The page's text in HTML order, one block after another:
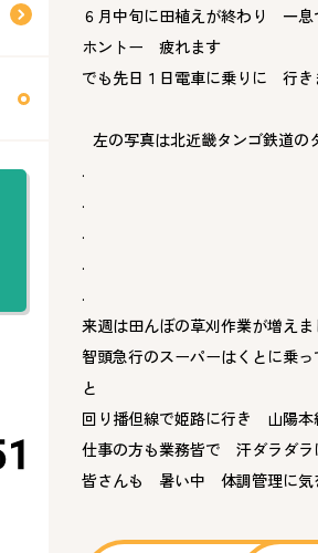
６月中旬に田植えが終わり 一
ホントー 疲れます
でも先日１日電車に乗りに 行き
左の写真は北近畿タンゴ鉄道の
.
.
.
.
.
来週は田んぼの草刈作業が増え
智頭急行のスーパーはくとに
と
回り播但線で姫路に行き
仕事の方も業務皆で 汗ダラダ
皆さんも 暑い中 体調管理に気